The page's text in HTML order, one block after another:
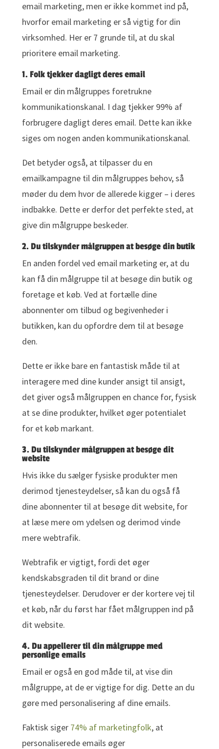
email marketing, men er ikke kommet ind på,
hvorfor email marketing er så vigtig for din
virksomhed. Her er 7 grunde til, at du skal
prioritere email marketing.
1. Folk tjekker dagligt deres email
Email er din målgruppes foretrukne
kommunikationskanal. I dag tjekker 99% af
forbrugere dagligt deres email. Dette kan ikke
siges om nogen anden kommunikationskanal.
Det betyder også, at tilpasser du en
emailkampagne til din målgruppes behov, så
møder du dem hvor de allerede kigger – i deres
indbakke. Dette er derfor det perfekte sted, at
give din målgruppe beskeder.
2. Du tilskynder målgruppen at besøge din butik
En anden fordel ved email marketing er, at du
kan få din målgruppe til at besøge din butik og
foretage et køb. Ved at fortælle dine
abonnenter om tilbud og begivenheder i
butikken, kan du opfordre dem til at besøge
den.
Dette er ikke bare en fantastisk måde til at
interagere med dine kunder ansigt til ansigt,
det giver også målgruppen en chance for, fysisk
at se dine produkter, hvilket øger potentialet
for et køb markant.
3. Du tilskynder målgruppen at besøge dit
website
Hvis ikke du sælger fysiske produkter men
derimod tjenesteydelser, så kan du også få
dine abonnenter til at besøge dit website, for
at læse mere om ydelsen og derimod vinde
mere webtrafik.
Webtrafik er vigtigt, fordi det øger
kendskabsgraden til dit brand or dine
tjenesteydelser. Derudover er der kortere vej til
et køb, når du først har fået målgruppen ind på
dit website.
4. Du appellerer til din målgruppe med
personlige emails
Email er også en god måde til, at vise din
målgruppe, at de er vigtige for dig. Dette an du
gøre med personalisering af dine emails.
Faktisk siger 74% af marketingfolk, at
personaliserede emails øger